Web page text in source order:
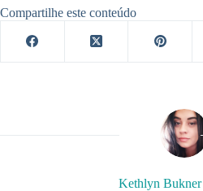
Compartilhe este conteúdo
Kethlyn Bukner